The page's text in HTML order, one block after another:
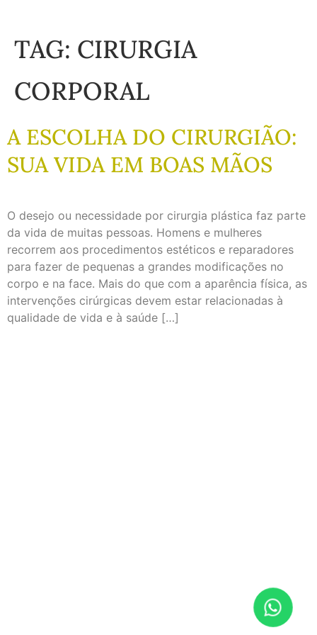
TAG: CIRURGIA
CORPORAL
A ESCOLHA DO CIRURGIÃO:
SUA VIDA EM BOAS MÃOS
O desejo ou necessidade por cirurgia plástica faz parte
da vida de muitas pessoas. Homens e mulheres
recorrem aos procedimentos estéticos e reparadores
para fazer de pequenas a grandes modificações no
corpo e na face. Mais do que com a aparência física, as
intervenções cirúrgicas devem estar relacionadas à
qualidade de vida e à saúde […]